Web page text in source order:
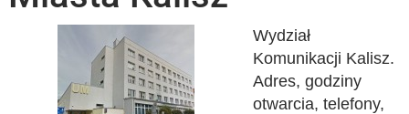
Wydział
Komunikacji Kalisz.
Adres, godziny
otwarcia, telefony,